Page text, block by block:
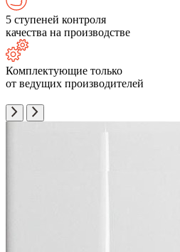
5 ступеней контроля
качества на производстве
Комплектующие только
от ведущих производителей